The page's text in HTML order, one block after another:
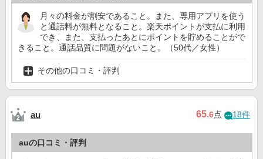
月々の料金が割安であること。また、専用アプリを使う
と通話料が無料となること。楽天ポイントが支払に利用
でき、また、支払ったあとにポイントを貯めることがで
きること。通話品質に問題がないこと。（50代／女性）
その他の口コミ・評判
au 65.6点 18件
auの口コミ・評判